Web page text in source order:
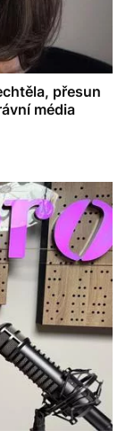
přesun
média